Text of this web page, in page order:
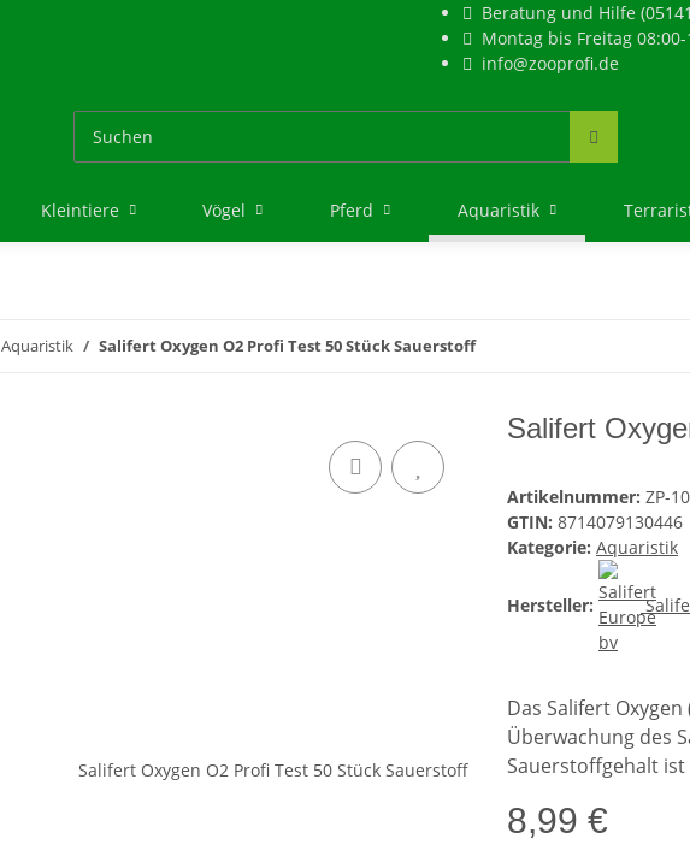
Beratung und Hilfe
Montag bis Freitag
info@zooprofi.de
Kleintiere Vögel Pferd Aquaristik
Aquaristik Salifert Oxygen O2 Profi Test 50 Stück Sauerstoff
Salifert
Artikelnummer: ZP-
GTIN: 8714079130446
Kategorie: Aquaristik
Hersteller:
Das Salifert
Überwachung des
Sauerstoffgehalt
8,99 €